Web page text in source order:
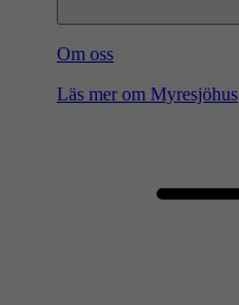
Om oss
Läs mer om Myresjöhus